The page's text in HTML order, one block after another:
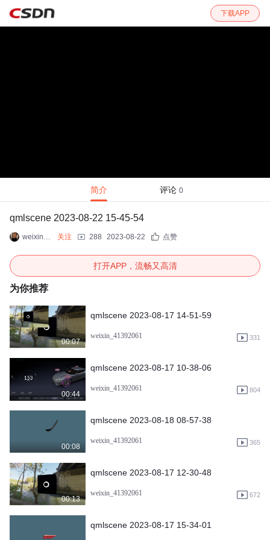
下载APP
简介 评论 0
qmlscene 2023-08-22 15-45-54
weixin_41392061 关注 288 2023-08-22 点赞
打开APP，流畅又高清
为你推荐
00:07
qmlscene 2023-08-17 14-51-59
weixin_41392061 331
00:44
qmlscene 2023-08-17 10-38-06
weixin_41392061 804
00:08
qmlscene 2023-08-18 08-57-38
weixin_41392061 365
00:13
qmlscene 2023-08-17 12-30-48
weixin_41392061 672
qmlscene 2023-08-17 15-34-01